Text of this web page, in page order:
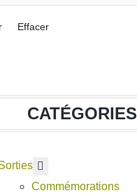
Effacer
CATÉGORIES
Commémorations